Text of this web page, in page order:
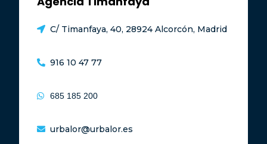
C/ Timanfaya, 40, 28924 Alcorcón, Madrid
916 10 47 77
685 185 200
urbalor@urbalor.es